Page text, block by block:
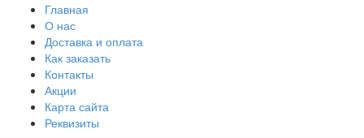
Главная
О нас
Доставка и оплата
Как заказать
Контакты
Акции
Карта сайта
Реквизиты